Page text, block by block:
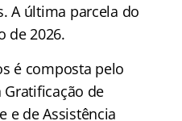
A última parcela do
de 2026.
é composta pelo
de
e de Assistência